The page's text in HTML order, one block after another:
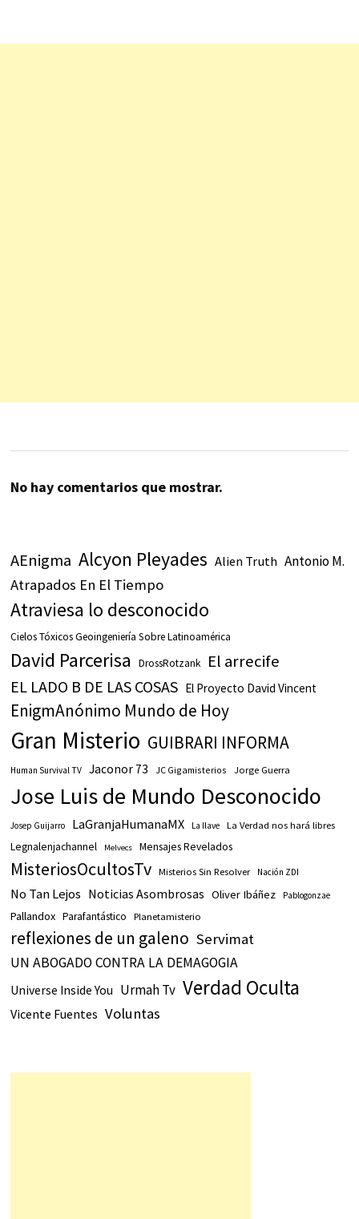
No hay comentarios que mostrar.
AEnigma Alcyon Pleyades Alien Truth Antonio M.
Atrapados En El Tiempo
Atraviesa lo desconocido
Cielos Tóxicos Geoingeniería Sobre Latinoamérica
David Parcerisa DrossRotzank El arrecife
EL LADO B DE LAS COSAS El Proyecto David Vincent
EnigmAnónimo Mundo de Hoy
Gran Misterio GUIBRARI INFORMA
Human Survival TV Jaconor 73 JC Gigamisterios Jorge Guerra
Jose Luis de Mundo Desconocido
Josep Guijarro LaGranjaHumanaMX La llave La Verdad nos hará libres
Legnalenjachannel Melvecs Mensajes Revelados
MisteriosOcultosTv Misterios Sin Resolver Nación ZDI
No Tan Lejos Noticias Asombrosas Oliver Ibáñez Pablogonzae
Pallandox Parafantástico Planetamisterio
reflexiones de un galeno Servimat
UN ABOGADO CONTRA LA DEMAGOGIA
Universe Inside You Urmah Tv Verdad Oculta
Vicente Fuentes Voluntas